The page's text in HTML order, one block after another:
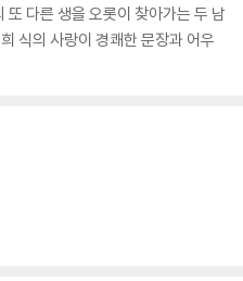
다른 생을 오롯이 찾아가는 두 남
식의 사랑이 경쾌한 문장과 어우